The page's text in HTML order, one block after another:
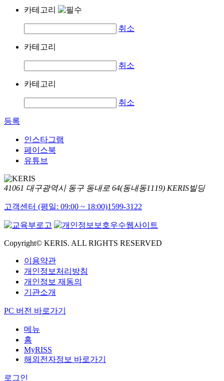
카테고리
취소
카테고리
취소
카테고리
취소
등록
인스타그램
페이스북
유튜브
41061 대구광역시 동구 동내로 64(동내동1119) KERIS빌딩
고객센터 (평일: 09:00 ~ 18:00)1599-3122
Copyright© KERIS. ALL RIGHTS RESERVED
이용약관
개인정보처리방침
개인정보 재동의
기관소개
PC 버전 바로가기
메뉴
홈
MyRISS
해외전자정보 바로가기
로그인